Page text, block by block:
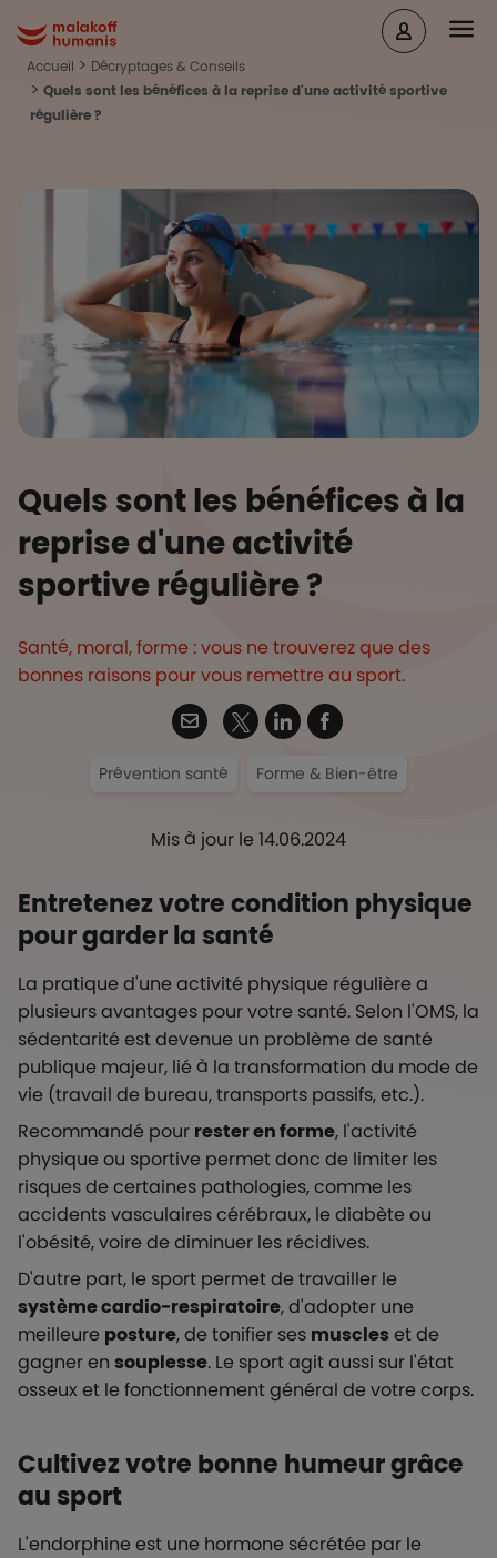
Malakoff Humanis Accueil
Accueil
Décryptages & Conseils
Quels sont les bénéfices à la reprise d'une activité sportive
régulière ?
Quels sont les bénéfices à la
reprise d'une activité
sportive régulière ?
Santé, moral, forme : vous ne trouverez que des
bonnes raisons pour vous remettre au sport.
Mis à jour le 14.06.2024
Prévention santé Forme & Bien-être
Twitter
Entretenez votre condition physique
pour garder la santé
La pratique d'une activité physique régulière a
plusieurs avantages pour votre santé. Selon l'OMS, la
sédentarité est devenue un problème de santé
publique majeur, lié à la transformation du mode de
vie (travail de bureau, transports passifs, etc.).
Recommandé pour rester en forme, l'activité
physique ou sportive permet donc de limiter les
risques de certaines pathologies, comme les
accidents vasculaires cérébraux, le diabète ou
l'obésité, voire de diminuer les récidives.
D'autre part, le sport permet de travailler le
système cardio-respiratoire, d'adopter une
meilleure posture, de tonifier ses muscles et de
gagner en souplesse. Le sport agit aussi sur l'état
osseux et le fonctionnement général de votre corps.
Cultivez votre bonne humeur grâce
au sport
L'endorphine est une hormone sécrétée par le